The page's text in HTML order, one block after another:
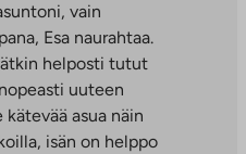
vain
Esa naurahtaa.
helposti tutut
uuteen
kätevää asua näin
isän on helppo